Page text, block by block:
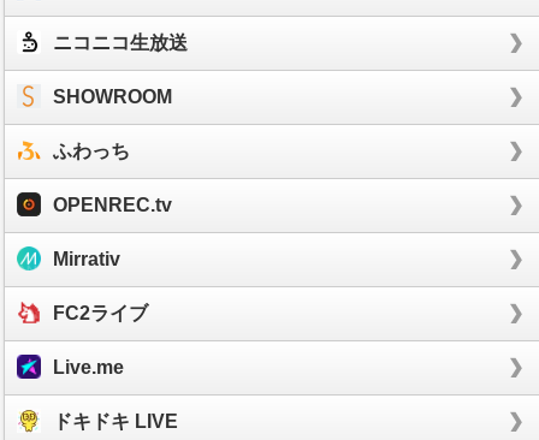
ニコニコ生放送
SHOWROOM
ふわっち
OPENREC.tv
Mirrativ
FC2ライブ
Live.me
ドキドキ LIVE